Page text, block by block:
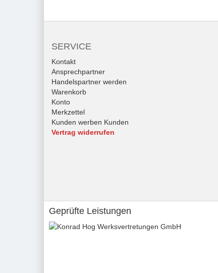
SERVICE
Kontakt
Ansprechpartner
Handelspartner werden
Warenkorb
Konto
Merkzettel
Kunden werben Kunden
Vertrag widerrufen
Geprüfte Leistungen